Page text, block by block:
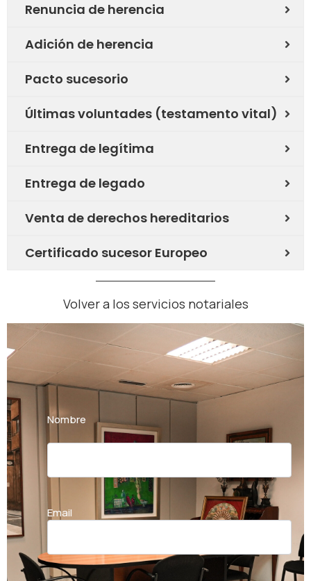
Renuncia de herencia
Adición de herencia
Pacto sucesorio
Últimas voluntades (testamento vital)
Entrega de legítima
Entrega de legado
Venta de derechos hereditarios
Certificado sucesor Europeo
Volver a los servicios notariales
Nombre
Nombre
Email